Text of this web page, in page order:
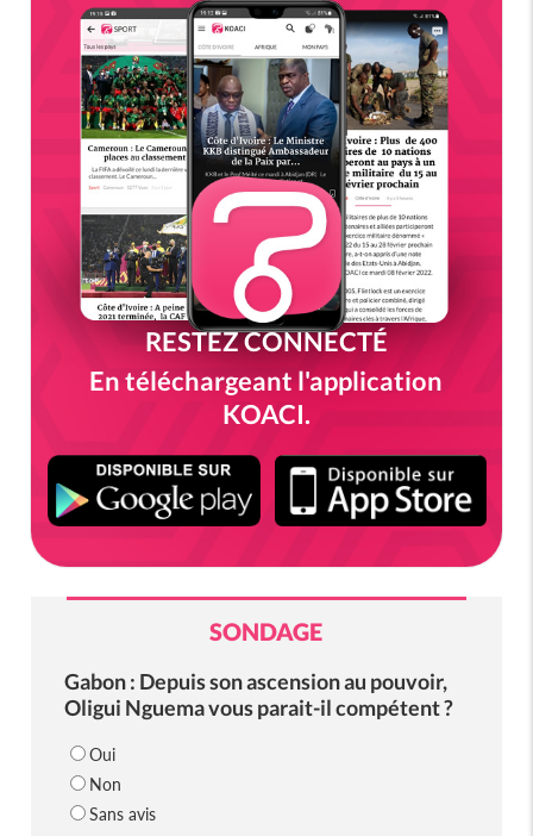
RESTEZ CONNECTÉ
En téléchargeant l'application
KOACI.
SONDAGE
Gabon : Depuis son ascension au pouvoir,
Oligui Nguema vous parait-il compétent ?
Oui
Non
Sans avis